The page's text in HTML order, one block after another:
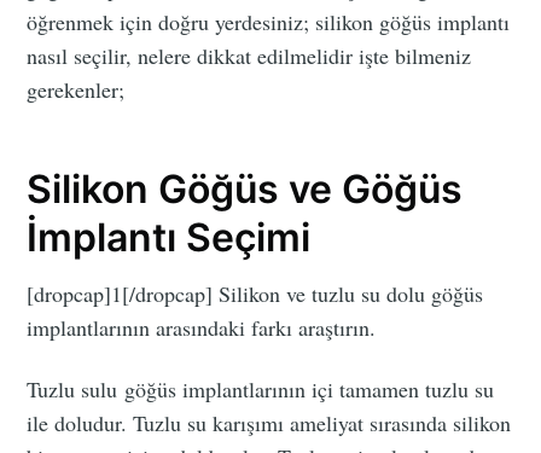
öğrenmek için doğru yerdesiniz; silikon göğüs implantı
nasıl seçilir, nelere dikkat edilmelidir işte bilmeniz
gerekenler;
Silikon Göğüs ve Göğüs
İmplantı Seçimi
[dropcap]1[/dropcap] Silikon ve tuzlu su dolu göğüs
implantlarının arasındaki farkı araştırın.
Tuzlu sulu göğüs implantlarının içi tamamen tuzlu su
ile doludur. Tuzlu su karışımı ameliyat sırasında silikon